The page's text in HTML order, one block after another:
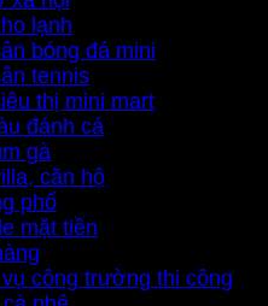
lạnh
bóng đá mini
tennis
thị mini mart
đánh cá
gà
căn hộ
phố
mặt tiền
công trường thi công